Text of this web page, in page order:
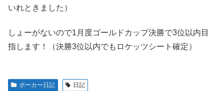
いれときました）
しょーがないので1月度ゴールドカップ決勝で3位以内目
指します！（決勝3位以内でもロケッツシート確定）
ポーカー日記 日記